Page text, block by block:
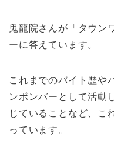
鬼龍院さんが「タウン
ーに答えています。
これまでのバイト歴や
ンボンバーとして活動
じていることなど、こ
っています。